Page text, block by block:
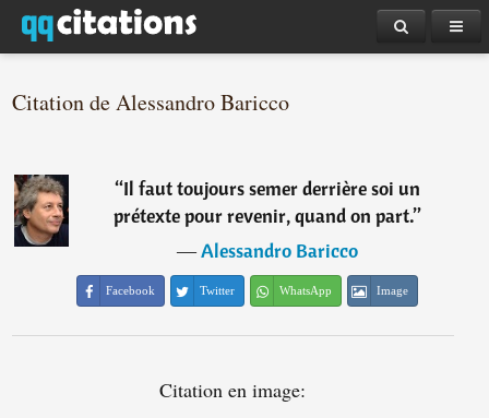
Citation de Alessandro Baricco
“Il faut toujours semer derrière soi un
prétexte pour revenir, quand on part.”
―Alessandro Baricco
Facebook Twitter WhatsApp Image
Citation en image: